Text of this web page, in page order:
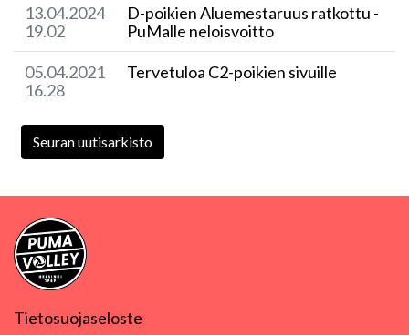
13.04.2024
19.02
D-poikien Aluemestaruus ratkottu -
PuMalle neloisvoitto
05.04.2021
16.28
Tervetuloa C2-poikien sivuille
Seuran uutisarkisto
Tietosuojaseloste